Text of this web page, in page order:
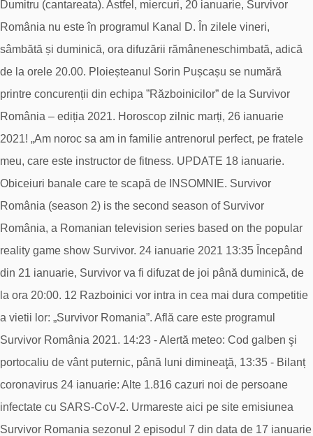
Dumitru (cantareata). Astfel, miercuri, 20 ianuarie, Survivor
România nu este în programul Kanal D. În zilele vineri,
sâmbătă și duminică, ora difuzării rămâneneschimbată, adică
de la orele 20.00. Ploieșteanul Sorin Pușcașu se numără
printre concurenții din echipa ”Războinicilor” de la Survivor
România – ediția 2021. Horoscop zilnic marți, 26 ianuarie
2021! „Am noroc sa am in familie antrenorul perfect, pe fratele
meu, care este instructor de fitness. UPDATE 18 ianuarie.
Obiceiuri banale care te scapă de INSOMNIE. Survivor
România (season 2) is the second season of Survivor
România, a Romanian television series based on the popular
reality game show Survivor. 24 ianuarie 2021 13:35 Începând
din 21 ianuarie, Survivor va fi difuzat de joi până duminică, de
la ora 20:00. 12 Razboinici vor intra in cea mai dura competitie
a vietii lor: „Survivor Romania”. Află care este programul
Survivor România 2021. 14:23 - Alertă meteo: Cod galben şi
portocaliu de vânt puternic, până luni dimineaţă, 13:35 - Bilanț
coronavirus 24 ianuarie: Alte 1.816 cazuri noi de persoane
infectate cu SARS-CoV-2. Urmareste aici pe site emisiunea
Survivor Romania sezonul 2 episodul 7 din data de 17 ianuarie